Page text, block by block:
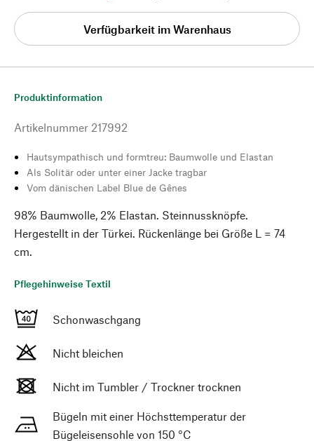
Verfügbarkeit im Warenhaus
Produktinformation
Artikelnummer 217992
Hautsympathisch und formtreu: Baumwolle und Elastan
Als Solitär oder unter einer Jacke tragbar
Vom dänischen Label Blue de Gênes
98% Baumwolle, 2% Elastan. Steinnussknöpfe.
Hergestellt in der Türkei. Rückenlänge bei Größe L = 74
cm.
Pflegehinweise Textil
Schonwaschgang
Nicht bleichen
Nicht im Tumbler / Trockner trocknen
Bügeln mit einer Höchsttemperatur der
Bügeleisensohle von 150 °C